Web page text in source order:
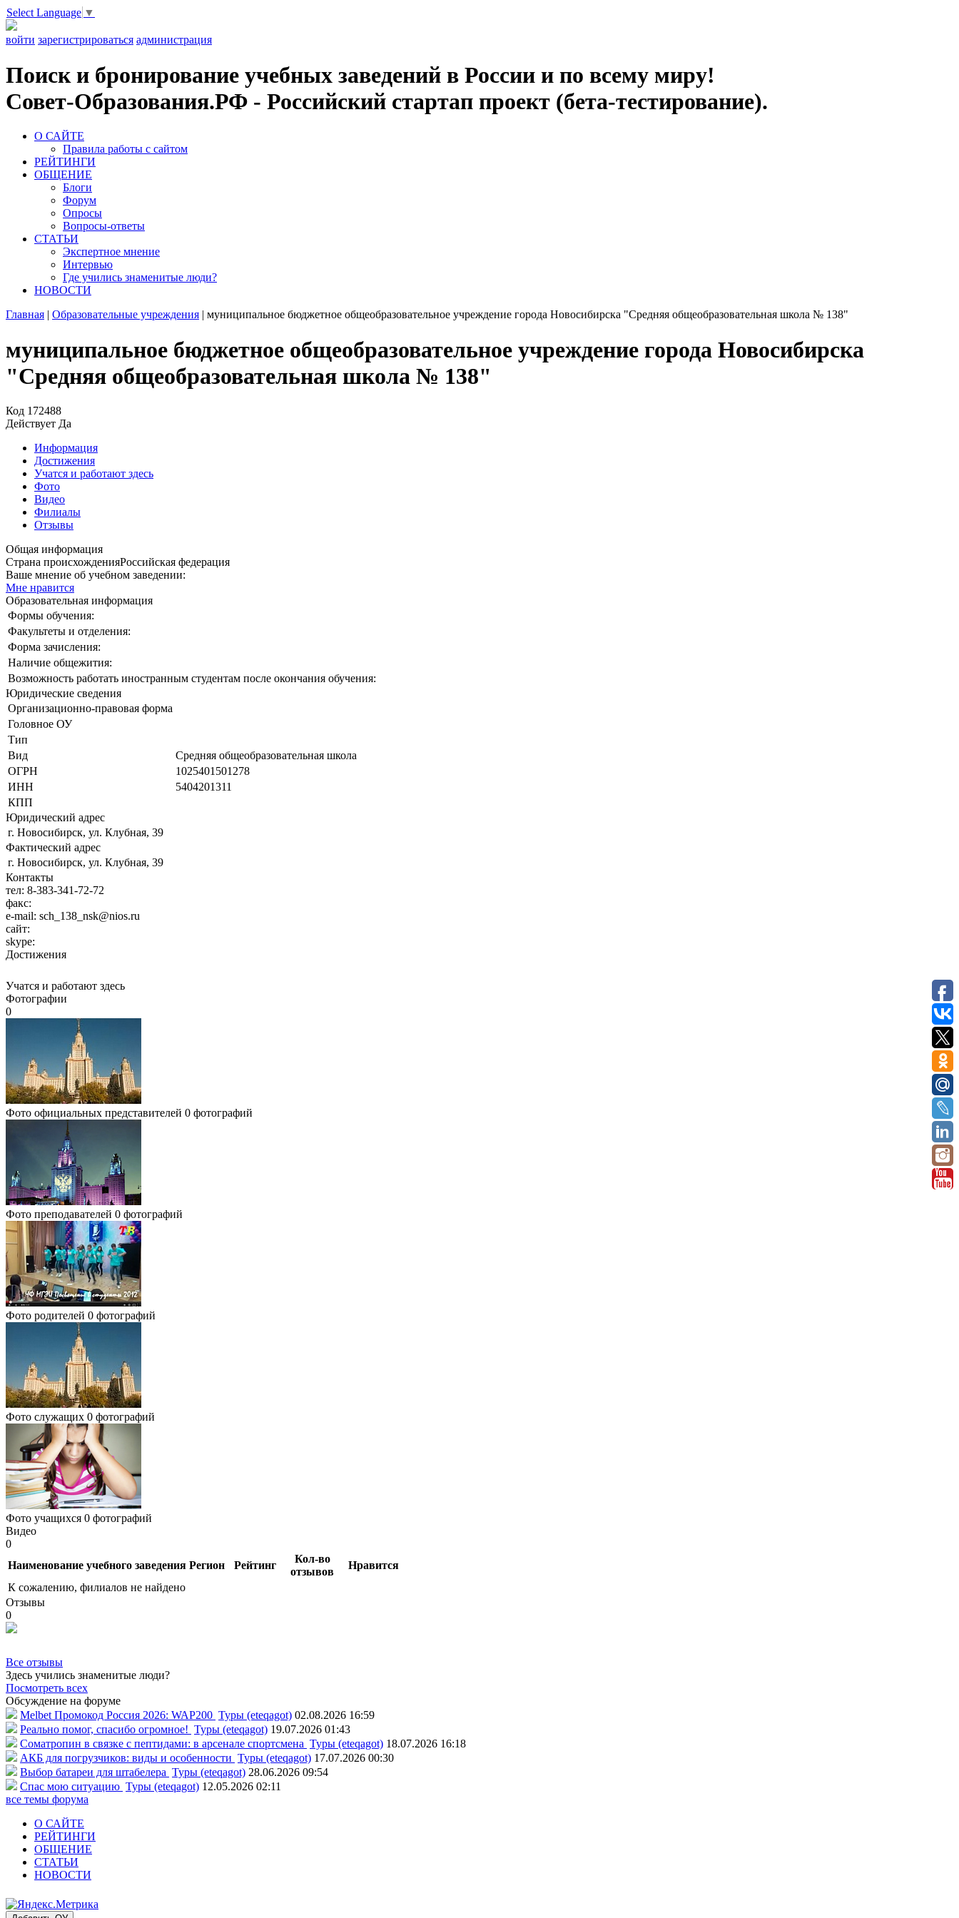
Select Language ▼
войти зарегистрироваться администрация
Поиск и бронирование учебных заведений в России и по всему миру!
Совет-Образования.РФ - Российский стартап проект (бета-тестирование).
О САЙТЕ
Правила работы с сайтом
РЕЙТИНГИ
ОБЩЕНИЕ
Блоги
Форум
Опросы
Вопросы-ответы
СТАТЬИ
Экспертное мнение
Интервью
Где учились знаменитые люди?
НОВОСТИ
Главная | Образовательные учреждения | муниципальное бюджетное общеобразовательное учреждение города Новосибирска "Средняя общеобразовательная школа № 138"
муниципальное бюджетное общеобразовательное учреждение города Новосибирска
"Средняя общеобразовательная школа № 138"
Код 172488
Действует Да
Информация
Достижения
Учатся и работают здесь
Фото
Видео
Филиалы
Отзывы
Общая информация
Страна происхожденияРоссийская федерация
Ваше мнение об учебном заведении:
Мне нравится
Образовательная информация
Формы обучения:
Факультеты и отделения:
Форма зачисления:
Наличие общежития:
Возможность работать иностранным студентам после окончания обучения:
Юридические сведения
Организационно-правовая форма
Головное ОУ
Тип
Вид
Средняя общеобразовательная школа
ОГРН
1025401501278
ИНН
5404201311
КПП
Юридический адрес
г. Новосибирск, ул. Клубная, 39
Фактический адрес
г. Новосибирск, ул. Клубная, 39
Контакты
тел: 8-383-341-72-72
факс:
e-mail: sch_138_nsk@nios.ru
сайт:
skype:
Достижения
Учатся и работают здесь
Фотографии
0
Фото официальных представителей 0 фотографий
Фото преподавателей 0 фотографий
Фото родителей 0 фотографий
Фото служащих 0 фотографий
Фото учащихся 0 фотографий
Видео
0
Наименование учебного заведения Регион Рейтинг
Кол-во
отзывов
Нравится
К сожалению, филиалов не найдено
Отзывы
0
Все отзывы
Здесь учились знаменитые люди?
Посмотреть всех
Обсуждение на форуме
Melbet Промокод Россия 2026: WAP200 Туры (eteqagot) 02.08.2026 16:59
Реально помог, спасибо огромное! Туры (eteqagot) 19.07.2026 01:43
Соматропин в связке с пептидами: в арсенале спортсмена Туры (eteqagot) 18.07.2026 16:18
АКБ для погрузчиков: виды и особенности Туры (eteqagot) 17.07.2026 00:30
Выбор батареи для штабелера Туры (eteqagot) 28.06.2026 09:54
Спас мою ситуацию Туры (eteqagot) 12.05.2026 02:11
все темы форума
О САЙТЕ
РЕЙТИНГИ
ОБЩЕНИЕ
СТАТЬИ
НОВОСТИ